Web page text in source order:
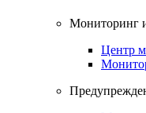
Мониторинг
Центр